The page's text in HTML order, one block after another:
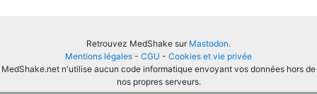
Retrouvez MedShake sur Mastodon.
Mentions légales - CGU - Cookies et vie privée
MedShake.net n'utilise aucun code informatique envoyant vos données hors de
nos propres serveurs.